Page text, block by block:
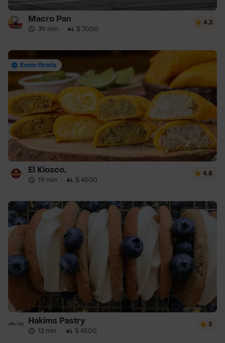
Macro Pan
39 min · $ 7000
4.3
Envío Gratis
El Kiosco.
19 min · $ 4500
4.8
Hakims Pastry
12 min · $ 4500
5